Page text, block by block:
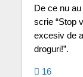
De ce nu
scrie “Stop
excesiv de
droguri!”.
16